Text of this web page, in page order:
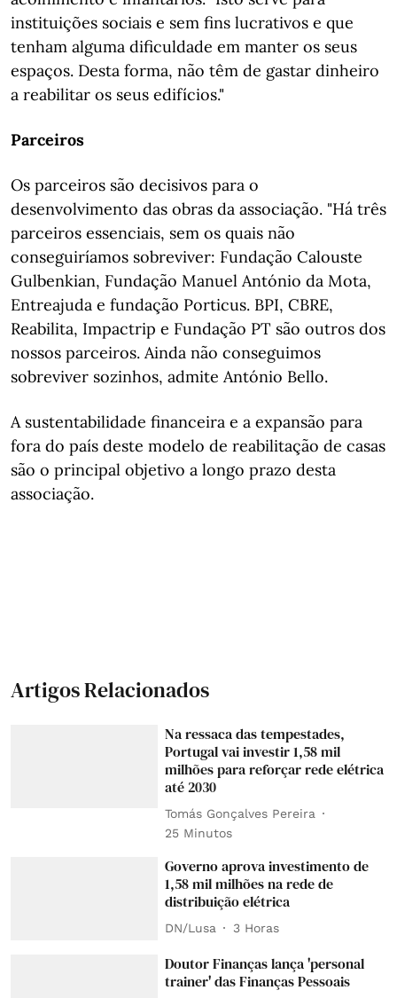
instituições sociais e sem fins lucrativos e que
tenham alguma dificuldade em manter os seus
espaços. Desta forma, não têm de gastar dinheiro
a reabilitar os seus edifícios."
Parceiros
Os parceiros são decisivos para o
desenvolvimento das obras da associação. "Há três
parceiros essenciais, sem os quais não
conseguiríamos sobreviver: Fundação Calouste
Gulbenkian, Fundação Manuel António da Mota,
Entreajuda e fundação Porticus. BPI, CBRE,
Reabilita, Impactrip e Fundação PT são outros dos
nossos parceiros. Ainda não conseguimos
sobreviver sozinhos, admite António Bello.
A sustentabilidade financeira e a expansão para
fora do país deste modelo de reabilitação de casas
são o principal objetivo a longo prazo desta
associação.
Artigos Relacionados
Na ressaca das tempestades,
Portugal vai investir 1,58 mil
milhões para reforçar rede elétrica
até 2030
Tomás Gonçalves Pereira
25 Minutos
Governo aprova investimento de
1,58 mil milhões na rede de
distribuição elétrica
DN/Lusa 3 Horas
Doutor Finanças lança 'personal
trainer' das Finanças Pessoais